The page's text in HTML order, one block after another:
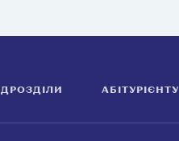
АБІТУРІЄНТУ